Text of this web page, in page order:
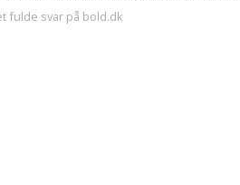
fulde svar på bold.dk